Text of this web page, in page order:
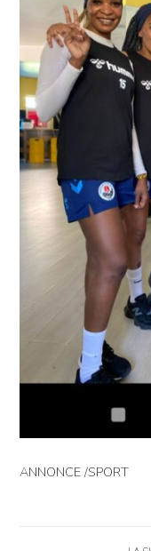
ANNONCE /SPORT